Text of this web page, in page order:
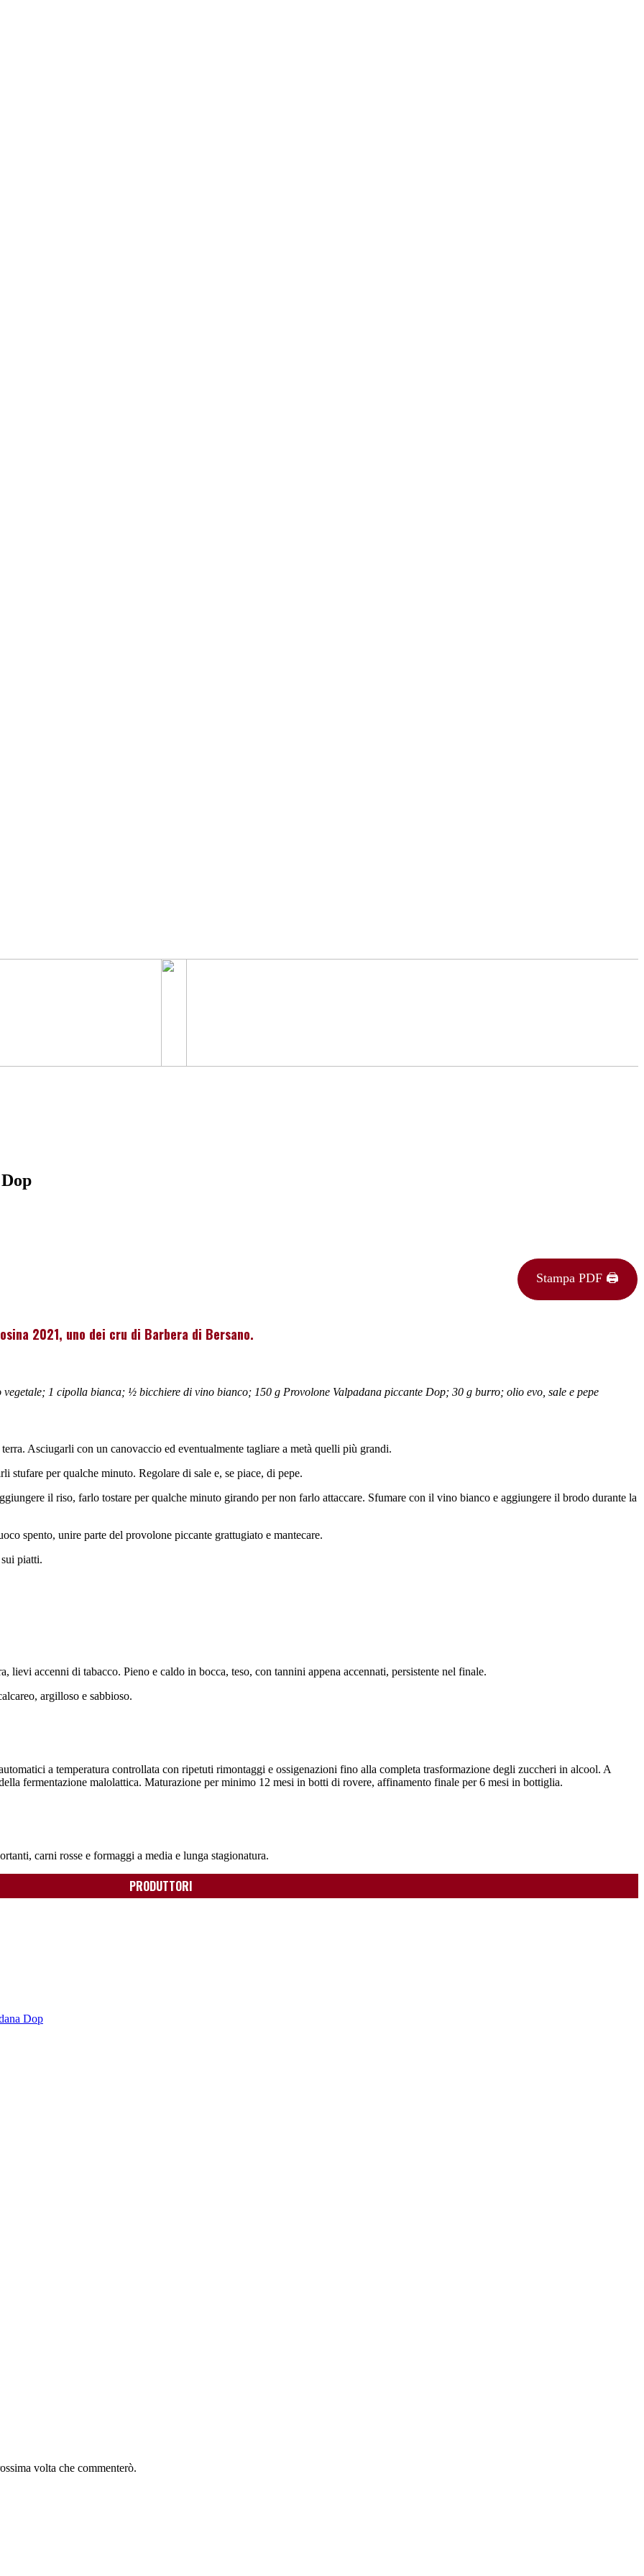
Stampa PDF 🖨
2021, uno dei cru di Barbera di Bersano.
1 cipolla bianca; ½ bicchiere di vino bianco; 150 g Provolone Valpadana piccante Dop; 30 g burro; olio evo, sale e pepe
Asciugarli con un canovaccio ed eventualmente tagliare a metà quelli più grandi.
per qualche minuto. Regolare di sale e, se piace, di pepe.
il riso, farlo tostare per qualche minuto girando per non farlo attaccare. Sfumare con il vino bianco e aggiungere il brodo durante la
spento, unire parte del provolone piccante grattugiato e mantecare.
piatti.
lievi accenni di tabacco. Pieno e caldo in bocca, teso, con tannini appena accennati, persistente nel finale.
argilloso e sabbioso.
a temperatura controllata con ripetuti rimontaggi e ossigenazioni fino alla completa trasformazione degli zuccheri in alcool. A
fermentazione malolattica. Maturazione per minimo 12 mesi in botti di rovere, affinamento finale per 6 mesi in bottiglia.
carni rosse e formaggi a media e lunga stagionatura.
PRODUTTORI
Dop
volta che commenterò.